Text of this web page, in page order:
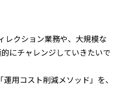
レクション業務や、大規模な
にチャレンジしていきたいで
用コスト削減メソッド」を、